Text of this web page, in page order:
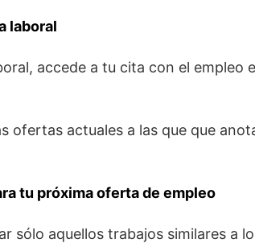
laboral
accede a tu cita con el empleo
ofertas actuales a las que que
tu próxima oferta de empleo
sólo aquellos trabajos similares a